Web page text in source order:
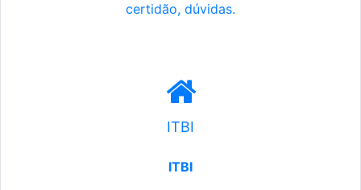
certidão, dúvidas.
ITBI
ITBI